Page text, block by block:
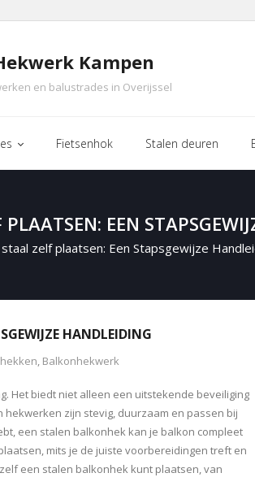
Kampen
en balustrades in Overijssel
Fietsenhok Stalen deuren
EEN
staal zelf plaatsen: Een Stapsgewijze
HANDLEIDING
, Balkonhekwerk
Het biedt niet alleen een uitstekende beveiliging
zijn stevig, duurzaam en passen bij
een stalen balkonhek kan je balkon compleet
mits je de juiste voorbereidingen treft en
een stalen balkonhek kunt plaatsen, van